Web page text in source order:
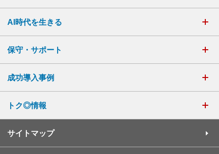
AI時代を生きる
保守・サポート
成功導入事例
トク◎情報
サイトマップ